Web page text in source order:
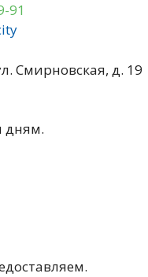
91
Смирновская, д. 19
дням.